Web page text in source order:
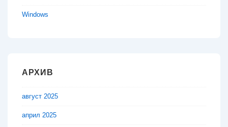
Windows
АРХИВ
август 2025
април 2025